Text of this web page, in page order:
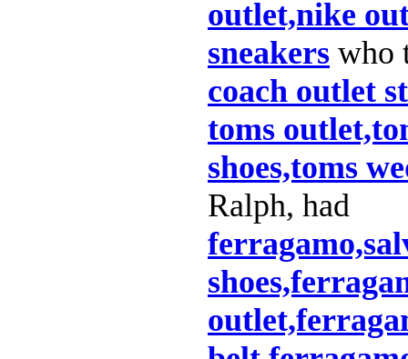
outlet,nike
sneakers who
coach outlet
toms
shoes,toms
Ralph, had